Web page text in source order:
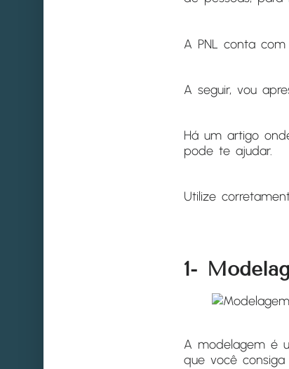
A PNL conta
A seguir, vou
Há um artigo
pode te ajudar.
Utilize
1-
A modelagem é
que você